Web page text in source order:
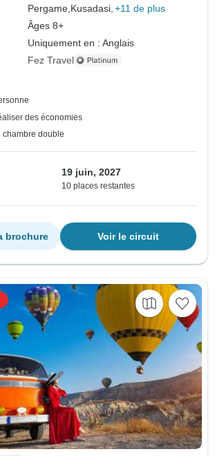
Pergame, Kusadasi, +11 de plus
Âges 8+
Uniquement en : Anglais
Fez Travel
des économies
chambre double
19 juin, 2027
10 places restantes
Voir le circuit
brochure